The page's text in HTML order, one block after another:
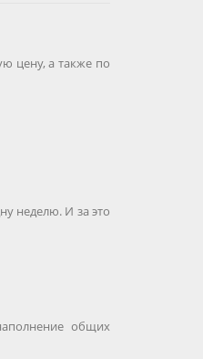
цену, а также по
неделю. И за это
общих